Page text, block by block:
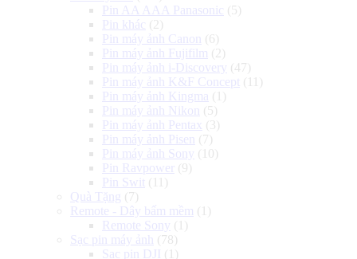
Pin AA AAA Panasonic (5)
Pin khác (2)
Pin máy ảnh Canon
(6)
Pin máy ảnh Fujifilm (2)
Pin máy ảnh i-Discovery (47)
Pin máy ảnh K&F Concept (11)
Pin máy ảnh Kingma (1)
Pin máy ảnh Nikon
(5)
Pin máy ảnh Pentax (3)
Pin máy ảnh Pisen
(7)
Pin máy ảnh Sony (10)
Pin Ravpower
(9)
Pin Swit (11)
Quà Tặng (7)
Remote - Dây bấm mềm (1)
Remote Sony (1)
Sạc pin máy ảnh
(78)
Sạc pin DJI (1)